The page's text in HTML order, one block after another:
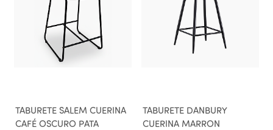
TABURETE SALEM CUERINA
CAFÉ OSCURO PATA
TABURETE DANBURY
CUERINA MARRON